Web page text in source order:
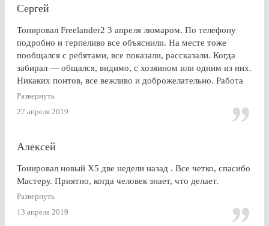
решил, что буду тонироваться
Сергей
Тонировал Freelander2 3 апреля люмаром. По телефону
подробно и терпеливо все объяснили. На месте тоже
пообщался с ребятами, все показали, рассказали. Когда
забирал — общался, видимо, с хозяином или одним из них.
Никаких понтов, все вежливо и доброжелательно. Работа
сделана очень качественно, пленка лежит до самой кромки
стекла (есть, правда, неравномерность на разных стеклах,
но это я уже придираюсь). По сравнению с другими
посоветоваться обращаться к этим ребятам? Однозначно,
Развернуть
27 апреля 2019
Алексей
Тонировал новый Х5 две недели назад . Все четко, спасибо
Мастеру. Приятно, когда человек знает, что делает.
Развернуть
13 апреля 2019